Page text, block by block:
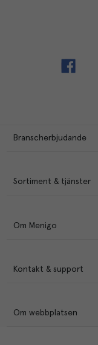
Branscherbjudande
Sortiment & tjänster
Om Menigo
Kontakt & support
Om webbplatsen